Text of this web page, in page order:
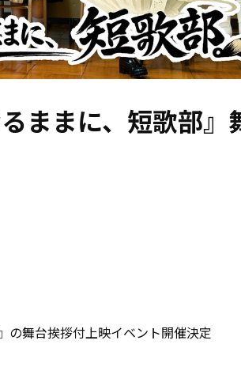
ままに、短歌部』
の舞台挨拶付上映イベント開催決定